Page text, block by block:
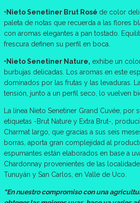
•Nieto Senetiner Brut Rosé de color
paleta de notas que recuerda a las flores
con aromas elegantes a pan tostado.
frescura definen su perfil en boca.
•Nieto Senetiner Nature, exhibe un
burbujas delicadas. Los aromas en este
dominados por las frutas y las levaduras.
tensión, junto a un perfil seco, lo vuelven
La línea Nieto Senetiner Grand Cuvée, por
etiquetas -Brut Nature y Extra Brut-,
Charmat largo, que gracias a sus seis
borras, aporta gran complejidad al
espumantes están elaborados en base a
Chardonnay provenientes de las
Tunuyán y San Carlos, en Valle de Uco.
“En nuestro compromiso con una